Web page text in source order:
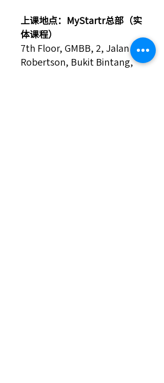
上课地点：MyStartr总部（实
体课程）
7th Floor, GMBB, 2, Jalan
Robertson, Bukit Bintang,